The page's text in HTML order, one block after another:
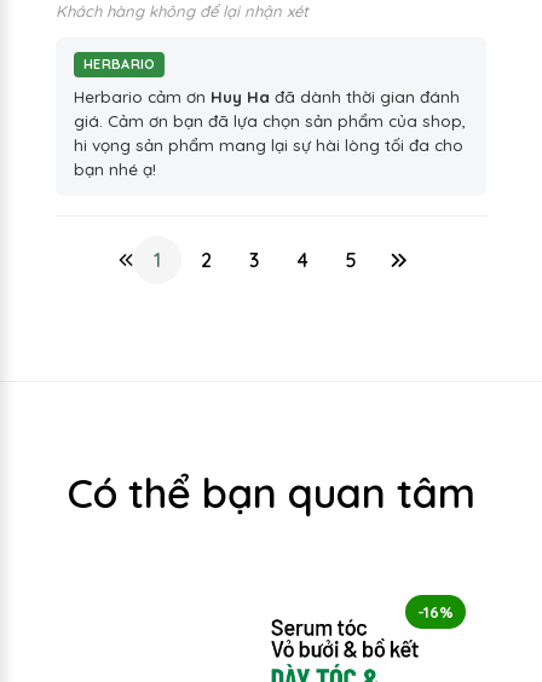
Khách hàng không để lại nhận xét
HERBARIO
Herbario cảm ơn Huy Ha đã dành thời gian đánh
giá. Cảm ơn bạn đã lựa chọn sản phẩm của shop,
hi vọng sản phẩm mang lại sự hài lòng tối đa cho
bạn nhé ạ!
1 2 3 4 5
Có thể bạn quan tâm
-16%